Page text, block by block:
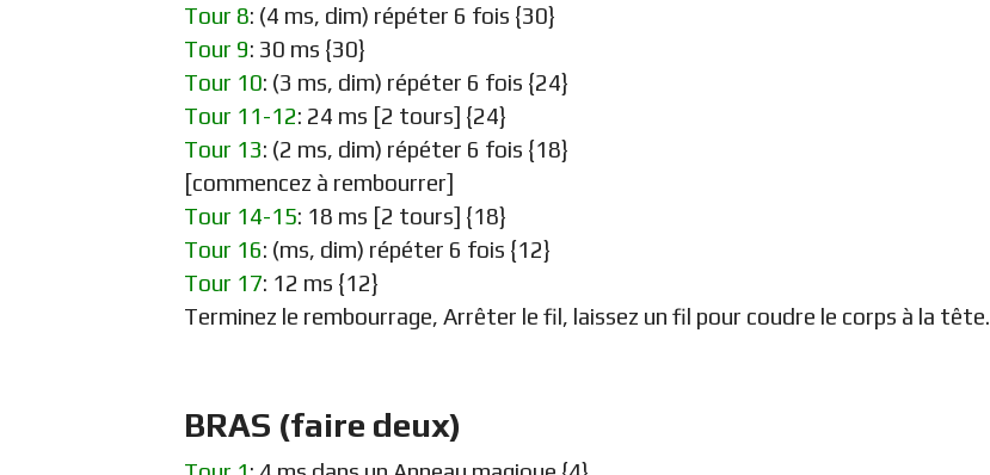
Tour 8: (4 ms, dim) répéter 6 fois {30}
Tour 9: 30 ms {30}
Tour 10: (3 ms, dim) répéter 6 fois {24}
Tour 11-12: 24 ms [2 tours] {24}
Tour 13: (2 ms, dim) répéter 6 fois {18}
[commencez à rembourrer]
Tour 14-15: 18 ms [2 tours] {18}
Tour 16: (ms, dim) répéter 6 fois {12}
Tour 17: 12 ms {12}
Terminez le rembourrage, Arrêter le fil, laissez un fil pour coudre le corps à la tête.
BRAS (faire deux)